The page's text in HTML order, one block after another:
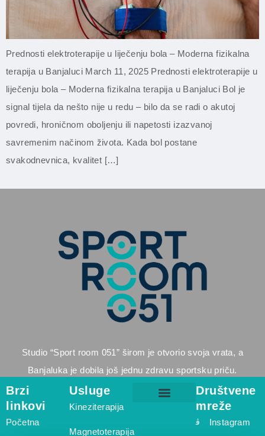
Prednosti elektroterapije u liječenju bola – Moderna fizikalna
terapija u Banjaluci March 11, 2025 Prednosti elektroterapije u
liječenju bola – Moderna fizikalna terapija u Banjaluci Bol je
signal tijela da nešto nije u redu – bilo da se radi o akutoj
povredi, hroničnom oboljenju ili napetosti izazvanoj
savremenim načinom života. Kada bol postane
svakodnevnica, kvalitet […]
Studio “Sport room 051” širom je otvorio svoja vrata, a
Banjaluka je dobila još jednu zdravu sportsku priču.
Brzi
linkovi
Početna
Usluge
Kineziterapija
Magnetoterapija
Društvene
mreže
Instagram